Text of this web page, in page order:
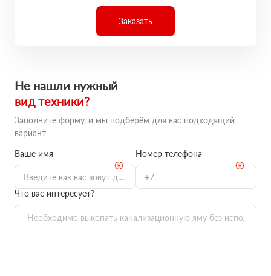
Заказать
Не нашли нужный
вид техники?
Заполните форму, и мы подберём для вас подходящий
вариант
Ваше имя
Номер телефона
Что вас интересует?